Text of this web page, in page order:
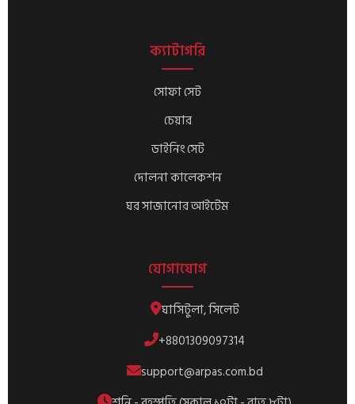
ক্যাটাগরি
সোফা সেট
চেয়ার
ডাইনিং সেট
দোলনা কালেকশন
ঘর সাজানোর আইটেম
যোগাযোগ
ঘাসিটুলা, সিলেট
+8801309097314
support@arpas.com.bd